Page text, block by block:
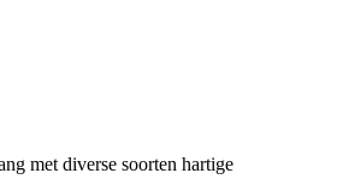
met diverse soorten hartige